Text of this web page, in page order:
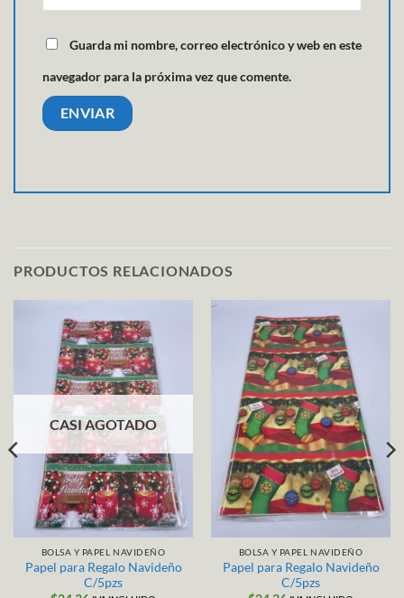
Guarda mi nombre, correo electrónico y web en este
navegador para la próxima vez que comente.
PRODUCTOS RELACIONADOS
CASI AGOTADO
BOLSA Y PAPEL NAVIDEÑO
Papel para Regalo Navideño
C/5pzs
BOLSA Y PAPEL NAVIDEÑO
Papel para Regalo Navideño
C/5pzs